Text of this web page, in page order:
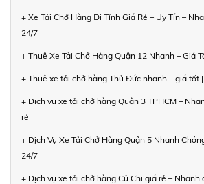
+ Xe Tải Chở Hàng Đi Tỉnh Giá Rẻ – Uy Tín –
24/7
+ Thuê Xe Tải Chở Hàng Quận 12 Nhanh – Giá
+ Thuê xe tải chở hàng Thủ Đức nhanh – giá tốt
+ Dịch vụ xe tải chở hàng Quận 3 TPHCM –
rẻ
+ Dịch Vụ Xe Tải Chở Hàng Quận 5 Nhanh
24/7
+ Dịch vụ xe tải chở hàng Củ Chi giá rẻ – Nhanh